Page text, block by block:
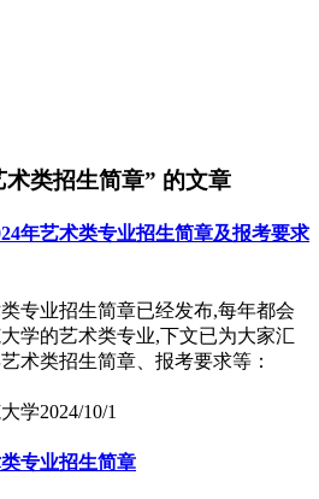
类招生简章” 的文章
年艺术类专业招生简章及报考要求
专业招生简章已经发布,每年都会
学的艺术类专业,下文已为大家汇
术类招生简章、报考要求等：
学2024/10/1
专业招生简章